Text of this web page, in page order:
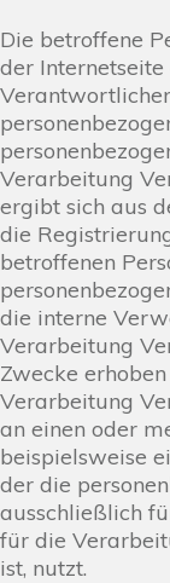
Die betroffene
der
Verarbeitung
ergibt sich aus
die
betroffenen
die interne
Verarbeitung
Zwecke
Verarbeitung
an einen oder
beispielsweise
der die
ausschließlich
für die
ist, nutzt.